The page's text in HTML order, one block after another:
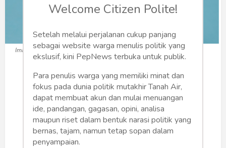
Wanita
Image : Freepik
Ketika seseorang mengangkat
barang yang berat, posisi
tubuh dapat menyebabkan
nyeri pada bahu.
Welcome Citizen Polite!
Setelah melalui perjalanan cukup panjang
sebagai website warga menulis politik yang
ekslusif, kini PepNews terbuka untuk publik.
Para penulis warga yang memiliki minat dan
fokus pada dunia politik mutakhir Tanah Air,
dapat membuat akun dan mulai menuangan
ide, pandangan, gagasan, opini, analisa
maupun riset dalam bentuk narasi politik yang
bernas, tajam, namun tetap sopan dalam
penyampaian.